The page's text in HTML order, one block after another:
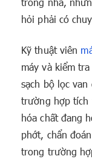
hỏi phải có
Kỹ thuật viên
máy và kiểm
sạch bộ lọc
trường hợp tích
hóa chất đang
phớt, chẩn
trong trường